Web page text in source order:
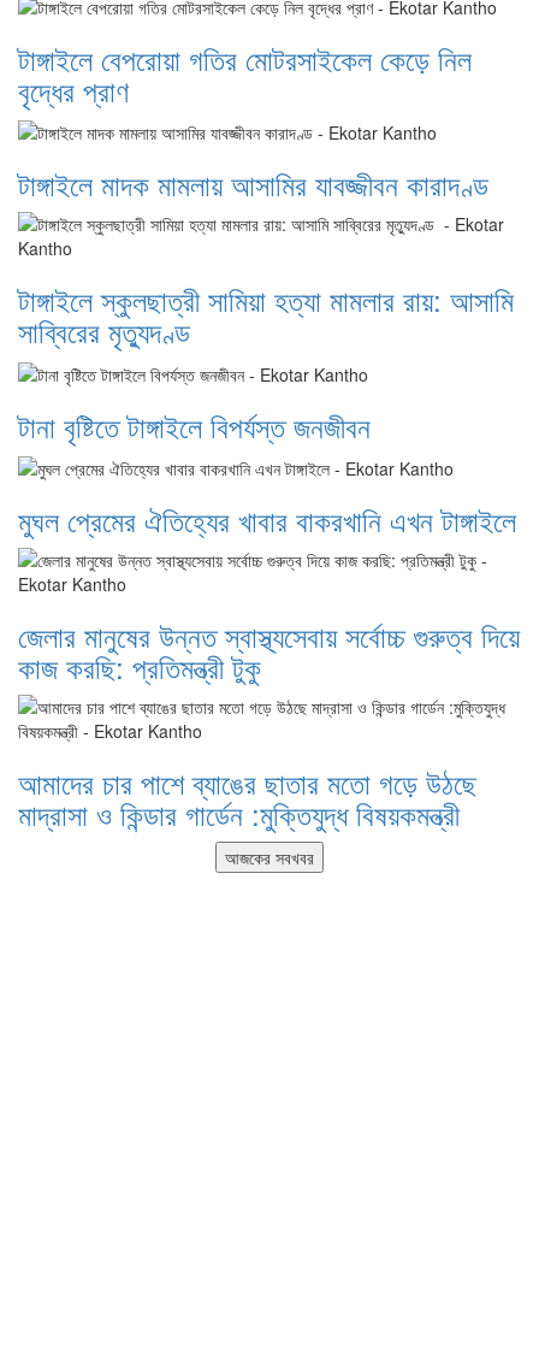
টাঙ্গাইলে বেপরোয়া গতির মোটরসাইকেল কেড়ে নিল
বৃদ্ধের প্রাণ
টাঙ্গাইলে মাদক মামলায় আসামির যাবজ্জীবন কারাদণ্ড
টাঙ্গাইলে স্কুলছাত্রী সামিয়া হত্যা মামলার রায়: আসামি
সাব্বিরের মৃত্যুদণ্ড
টানা বৃষ্টিতে টাঙ্গাইলে বিপর্যস্ত জনজীবন
মুঘল প্রেমের ঐতিহ্যের খাবার বাকরখানি এখন টাঙ্গাইলে
জেলার মানুষের উন্নত স্বাস্থ্যসেবায় সর্বোচ্চ গুরুত্ব দিয়ে
কাজ করছি: প্রতিমন্ত্রী টুকু
আমাদের চার পাশে ব্যাঙের ছাতার মতো গড়ে উঠছে
মাদ্রাসা ও কিন্ডার গার্ডেন :মুক্তিযুদ্ধ বিষয়কমন্ত্রী